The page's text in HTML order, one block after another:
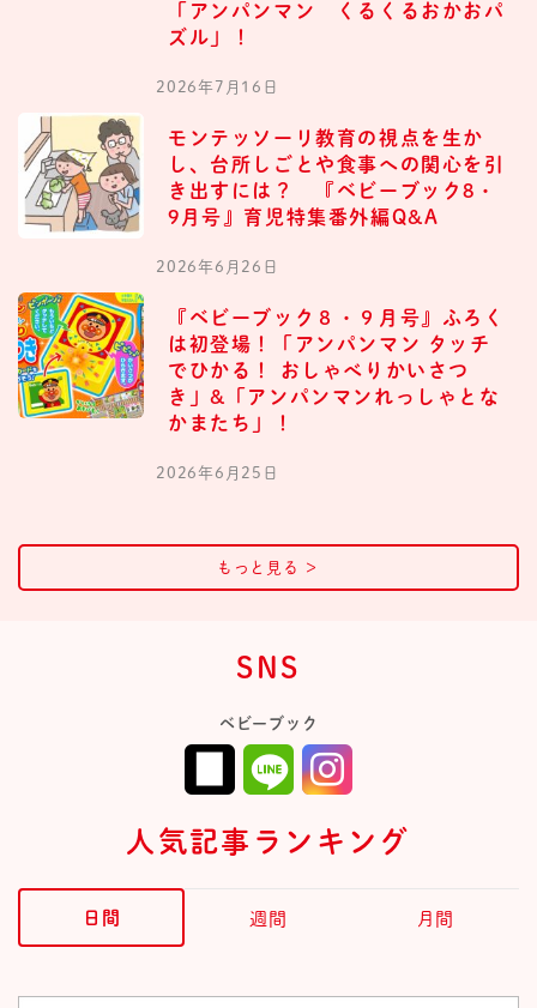
「アンパンマン くるくるおかおパ
ズル」！
2026年7月16日
モンテッソーリ教育の視点を生か
し、台所しごとや食事への関心を引
き出すには？ 『ベビーブック8・
9月号』育児特集番外編Q&A
2026年6月26日
『ベビーブック８・９月号』ふろく
は初登場！「アンパンマン タッチ
でひかる！ おしゃべりかいさつ
き」&「アンパンマンれっしゃとな
かまたち」！
2026年6月25日
もっと見る ＞
SNS
ベビーブック
人気記事ランキング
日間 週間 月間